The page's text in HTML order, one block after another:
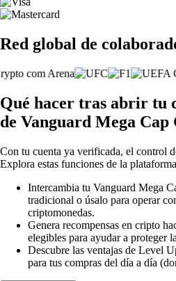
Red global de
Qué hacer tras abrir tu
de Vanguard Mega
Con tu cuenta ya verificada, el control
Explora estas funciones de la
Intercambia tu Vanguard Mega
tradicional o úsalo para operar
criptomonedas.
Genera recompensas en cripto
elegibles para ayudar a proteger
Descubre las ventajas de Level
para tus compras del día a día